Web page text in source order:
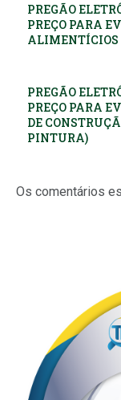
PREGÃO
PREÇO PARA
ALIMENTÍCIOS
PREGÃO
PREÇO PARA
DE
PINTURA)
Os comentários